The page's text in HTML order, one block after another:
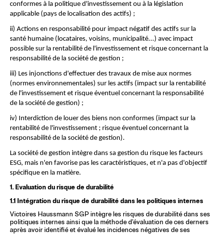
conformes à la politique d'investissement ou à la législation
applicable (pays de localisation des actifs) ;
ii) Actions en responsabilité pour impact négatif des actifs sur la
santé humaine (locataires, voisins, municipalité...) avec impact
possible sur la rentabilité de l'investissement et risque concernant la
responsabilité de la société de gestion ;
iii) Les injonctions d'effectuer des travaux de mise aux normes
(normes environnementales) sur les actifs (impact sur la rentabilité
de l'investissement et risque éventuel concernant la responsabilité
de la société de gestion) ;
iv) Interdiction de louer des biens non conformes (impact sur la
rentabilité de l'investissement ; risque éventuel concernant la
responsabilité de la société de gestion).
La société de gestion intègre dans sa gestion du risque les facteurs
ESG, mais n'en favorise pas les caractéristiques, et n'a pas d'objectif
spécifique en la matière.
1. Evaluation du risque de durabilité
1.1 Intégration du risque de durabilité dans les politiques internes
Victoires Haussmann SGP intègre les risques de durabilité dans ses
politiques internes ainsi que la méthode d'évaluation de ces derners
après avoir identifié et évalué les incidences négatives de ses